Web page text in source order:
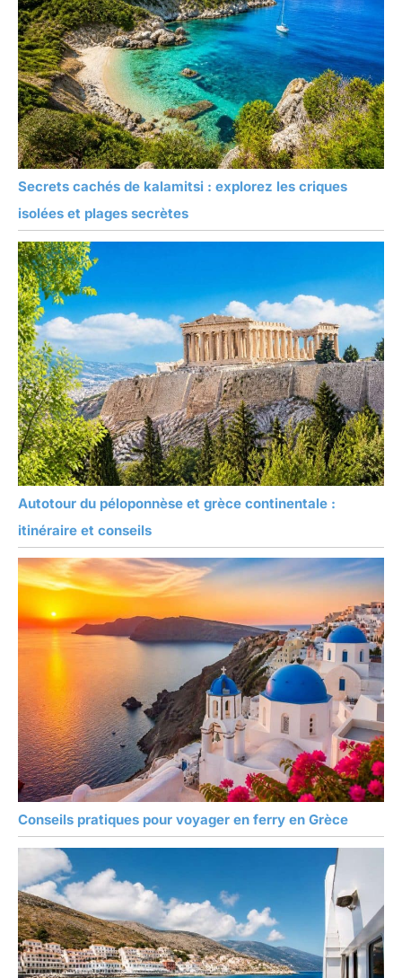
Secrets cachés de kalamitsi : explorez les criques
isolées et plages secrètes
Autotour du péloponnèse et grèce continentale :
itinéraire et conseils
Conseils pratiques pour voyager en ferry en Grèce